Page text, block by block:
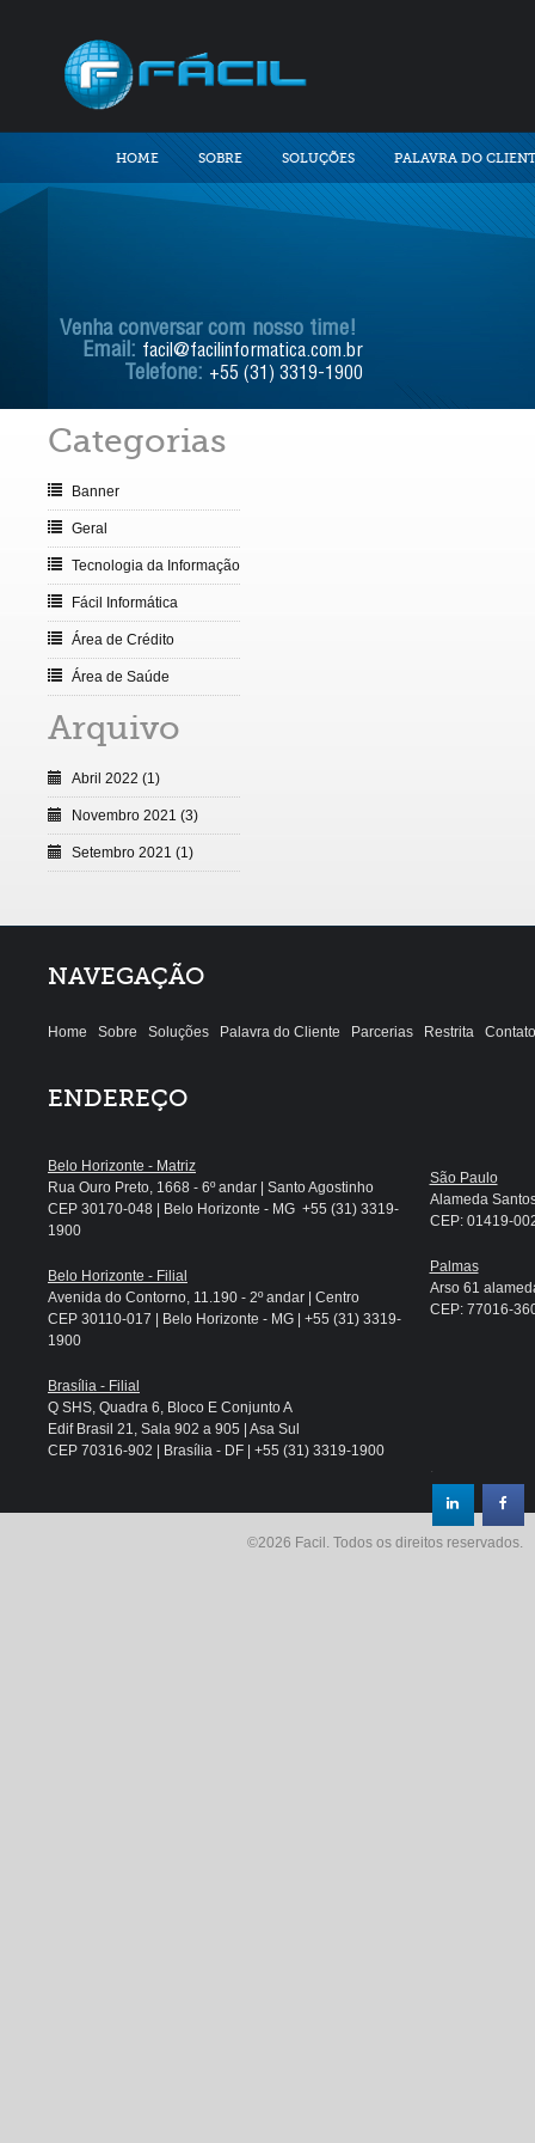
HOME SOBRE SOLUÇÕES PALAVRA DO
Venha conversar com nosso time!
Email: facil@facilinformatica.com.br
Telefone: +55 (31) 3319-1900
Categorias
Banner
Geral
Tecnologia da Informação
Fácil Informática
Área de Crédito
Área de Saúde
Arquivo
Abril 2022 (1)
Novembro 2021 (3)
Setembro 2021 (1)
NAVEGAÇÃO
Home Sobre Soluções Palavra do Cliente Parcerias Restrita Contato
ENDEREÇO
Belo Horizonte - Matriz
Rua Ouro Preto, 1668 - 6º andar | Santo Agostinho
CEP 30170-048 | Belo Horizonte - MG +55 (31) 3319-
1900
Belo Horizonte - Filial
Avenida do Contorno, 11.190 - 2º andar | Centro
CEP 30110-017 | Belo Horizonte - MG | +55 (31) 3319-
1900
Brasília - Filial
Q SHS, Quadra 6, Bloco E Conjunto A
Edif Brasil 21, Sala 902 a 905 | Asa Sul
CEP 70316-902 | Brasília - DF | +55 (31) 3319-1900
São Paulo
Alameda
CEP: 01419-
Palmas
Arso 61
CEP: 77016-
.
©2026 Facil. Todos os direitos reservados.